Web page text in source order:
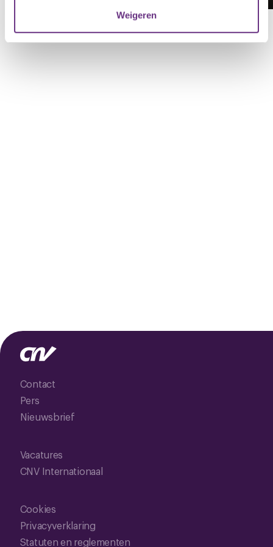
verzameld op basis van uw gebruik van hun services.
U kunt uw toestemming op elk moment wijzigen of
Weigeren
Contact
Pers
Nieuwsbrief
Vacatures
CNV Internationaal
Cookies
Privacyverklaring
Statuten en reglementen